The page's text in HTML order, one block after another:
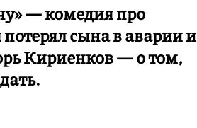
— комедия про
сына в аварии и
Кириенков — о том,